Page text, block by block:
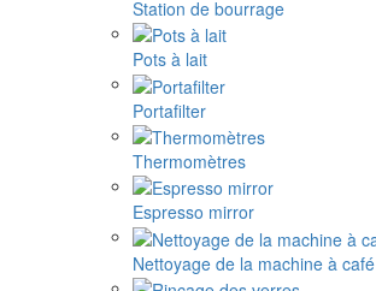
Station de bourrage
Pots à lait
Portafilter
Thermomètres
Espresso mirror
Nettoyage de la machine à café